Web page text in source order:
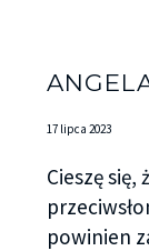
17 lipca 2023
Cieszę
powinien